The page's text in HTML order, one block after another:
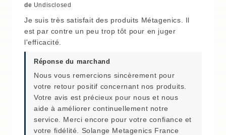
de Undisclosed
Je suis très satisfait des produits Métagenics. Il
est par contre un peu trop tôt pour en juger
l'efficacité.
Réponse du marchand
Nous vous remercions sincèrement pour
votre retour positif concernant nos produits.
Votre avis est précieux pour nous et nous
aide à améliorer continuellement notre
service. Merci encore pour votre confiance et
votre fidélité. Solange Metagenics France